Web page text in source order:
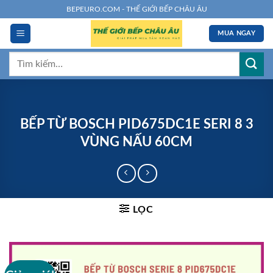
đến
dung
BEPEURO.COM - THẾ GIỚI BẾP CHÂU ÂU
MUA NGAY
Tìm
BẾP TỪ BOSCH PID675DC1E SERI 8 3
VÙNG NẤU 60CM
LỌC